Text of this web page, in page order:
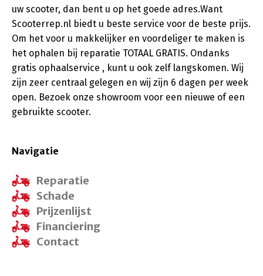
uw scooter, dan bent u op het goede adres.Want
Scooterrep.nl biedt u beste service voor de beste prijs.
Om het voor u makkelijker en voordeliger te maken is
het ophalen bij reparatie TOTAAL GRATIS. Ondanks
gratis ophaalservice , kunt u ook zelf langskomen. Wij
zijn zeer centraal gelegen en wij zijn 6 dagen per week
open. Bezoek onze showroom voor een nieuwe of een
gebruikte scooter.
Navigatie
Reparatie
Schade
Prijzenlijst
Financiering
Contact